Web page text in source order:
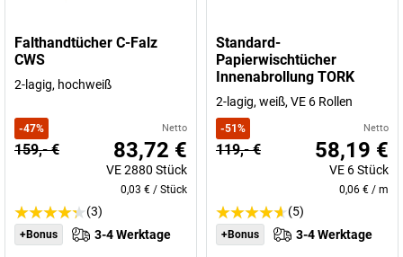
Falthandtücher C-Falz
CWS
2-lagig, hochweiß
-47% Netto
159,- € 83,72 €
VE2880 Stück
0,03 € / Stück
(3)
+Bonus 3-4 Werktage
Standard-
Papierwischtücher
Innenabrollung TORK
2-lagig, weiß, VE 6 Rollen
-51 % Netto
119,- € 58,19 €
VE 6Stück
0,06 € / m
(5)
+Bonus 3-4 Werktage